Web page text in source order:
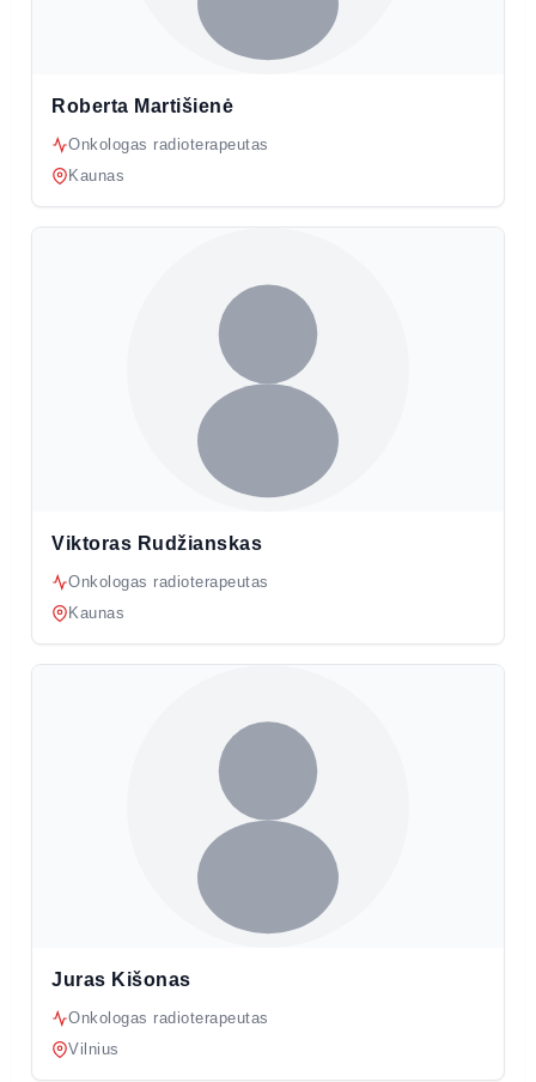
Roberta Martišienė
Onkologas radioterapeutas
Kaunas
Viktoras Rudžianskas
Onkologas radioterapeutas
Kaunas
Juras Kišonas
Onkologas radioterapeutas
Vilnius